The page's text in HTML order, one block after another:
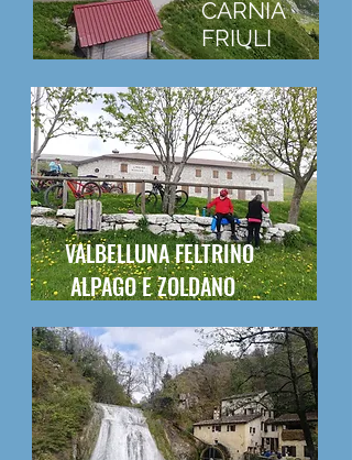
CARNIA
FRIULI
VALBELLUNA FELTRINO
ALPAGO E ZOLDANO